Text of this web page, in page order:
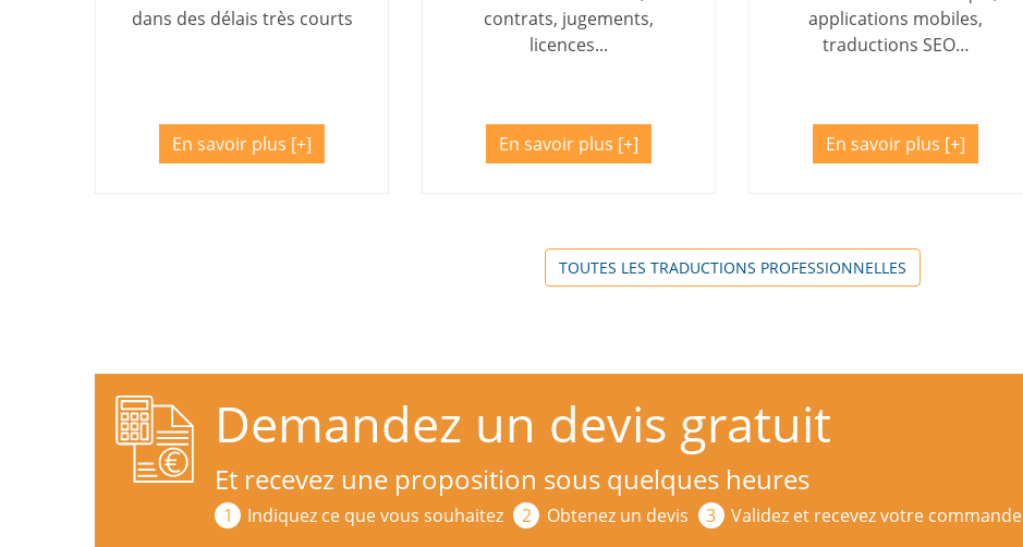
dans des délais très courts
En savoir plus
contrats, jugements,
licences...
En savoir plus
applications mobiles,
traductions SEO…
En savoir plus
TOUTES LES TRADUCTIONS PROFESSIONNELLES
Demandez un devis gratuit
Et recevez une proposition sous quelques heures
Indiquez ce que vous souhaitez Obtenez un devis Validez et recevez votre commande